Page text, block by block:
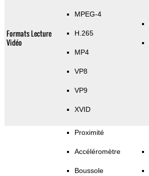
Formats Lecture
Vidéo
MPEG-4
H.265
MP4
VP8
VP9
XVID
Proximité
Accéléromètre
Boussole